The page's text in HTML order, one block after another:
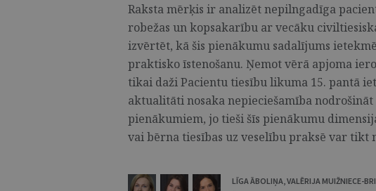
Raksta mērķis ir analizēt nepilngadīga
robežas un kopsakarību ar vecāku
izvērtēt, kā šis pienākumu sadalījums
praktisko īstenošanu. Ņemot vērā apjoma
tikai daži Pacientu tiesību likuma 15. pantā
aktualitāti nosaka nepieciešamība
pienākumiem, jo tieši šīs pienākumu
vai bērna tiesības uz veselību praksē var tikt
LĪGA ĀBOLIŅA,VALĒRIJA MUIŽNIECE-